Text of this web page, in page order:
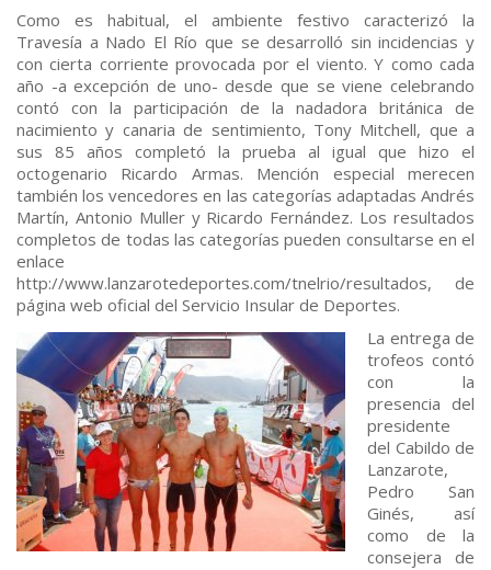
Como es habitual, el ambiente festivo caracterizó la
Travesía a Nado El Río que se desarrolló sin incidencias y
con cierta corriente provocada por el viento. Y como cada
año -a excepción de uno- desde que se viene celebrando
contó con la participación de la nadadora británica de
nacimiento y canaria de sentimiento, Tony Mitchell, que a
sus 85 años completó la prueba al igual que hizo el
octogenario Ricardo Armas. Mención especial merecen
también los vencedores en las categorías adaptadas Andrés
Martín, Antonio Muller y Ricardo Fernández. Los resultados
completos de todas las categorías pueden consultarse en el
enlace
http://www.lanzarotedeportes.com/tnelrio/resultados, de
página web oficial del Servicio Insular de Deportes.
La entrega de
trofeos contó
con la
presencia del
presidente
del Cabildo de
Lanzarote,
Pedro San
Ginés, así
como de la
consejera de